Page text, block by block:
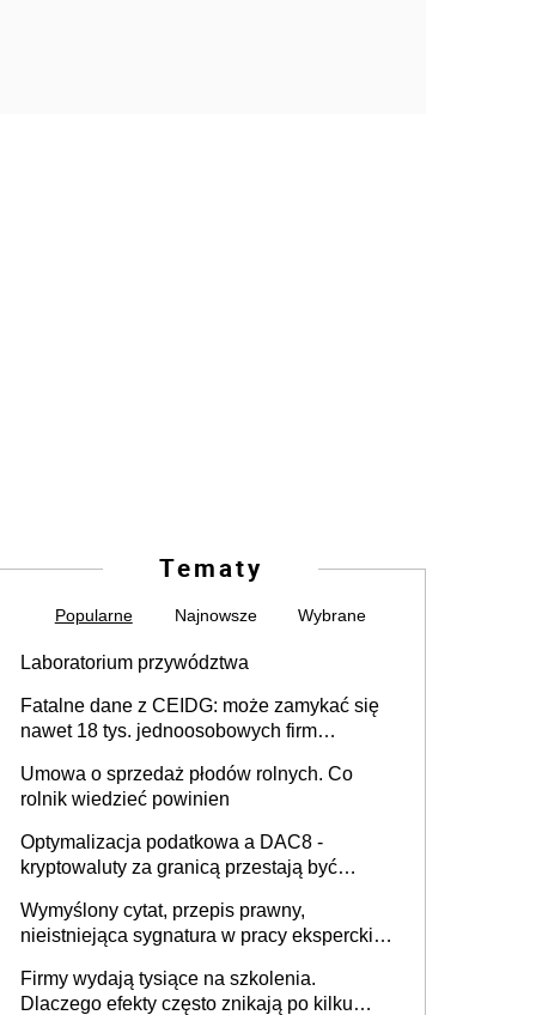
Tematy
Popularne Najnowsze Wybrane
Laboratorium przywództwa
Fatalne dane z CEIDG: może zamykać się
nawet 18 tys. jednoosobowych firm
Umowa o sprzedaż płodów rolnych. Co
rolnik wiedzieć powinien
Optymalizacja podatkowa a DAC8 -
kryptowaluty za granicą przestają być
Wymyślony cytat, przepis prawny,
nieistniejąca sygnatura w pracy eksperckiej -
firmie
Firmy wydają tysiące na szkolenia.
Dlaczego efekty często znikają po kilku